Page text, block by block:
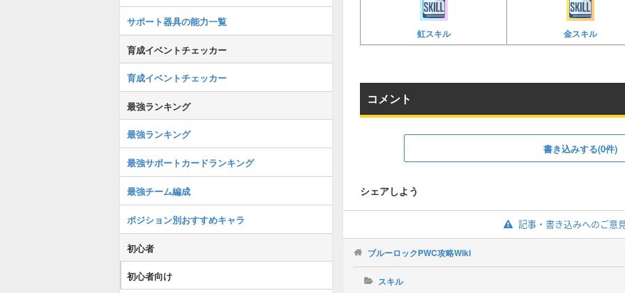
虹スキル 金スキル
コメント
書き込みする(0件)
シェアしよう
記事・書き込みへのご意
ブルーロックPWC攻略Wiki
スキル
サポート器具の能力一覧
育成イベントチェッカー
育成イベントチェッカー
最強ランキング
最強ランキング
最強サポートカードランキング
最強チーム編成
ポジション別おすすめキャラ
初心者
初心者向け